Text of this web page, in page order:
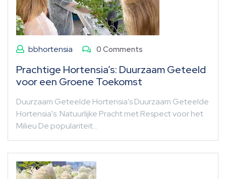
bbhortensia 0 Comments
Prachtige Hortensia’s: Duurzaam Geteeld
voor een Groene Toekomst
Duurzaam Geteelde Hortensia's Duurzaam Geteelde
Hortensia's: Natuurlijke Pracht met Respect voor het
Milieu De populariteit…